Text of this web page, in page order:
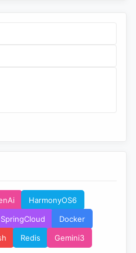
HarmonyOS6
SpringCloud
Docker
Redis
Gemini3